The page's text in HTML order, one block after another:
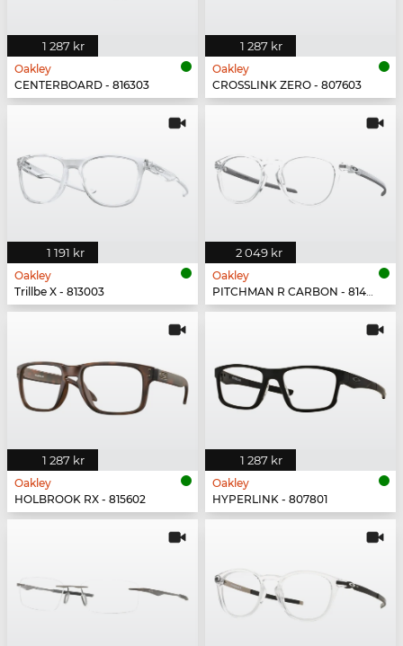
1 287 kr
Oakley
CENTERBOARD - 816303
1 287 kr
Oakley
CROSSLINK ZERO - 807603
1 191 kr
Oakley
Trillbe X - 813003
2 049 kr
Oakley
PITCHMAN R CARBON - 814903
1 287 kr
Oakley
HOLBROOK RX - 815602
1 287 kr
Oakley
HYPERLINK - 807801